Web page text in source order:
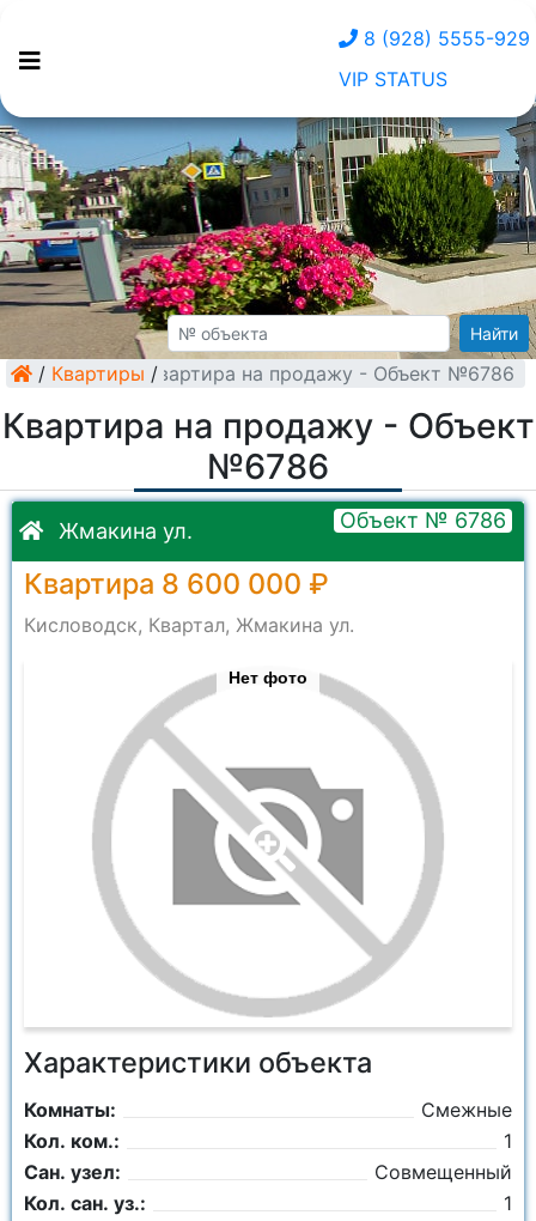
8 (928) 5555-929
VIP STATUS
Найти
/ Квартиры /
Квартира на продажу - Объект №6786
Квартира на продажу - Объект
№6786
Жмакина ул. Объект № 6786
Квартира 8 600 000 ₽
Кисловодск, Квартал, Жмакина ул.
Нет фото
Характеристики объекта
Комнаты:
Смежные
Кол. ком.:
1
Сан. узел:
Совмещенный
Кол. сан. уз.:
1